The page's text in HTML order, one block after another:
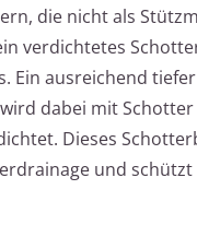
die nicht als
verdichtetes
Ein ausreichend
dabei mit
Dieses
und